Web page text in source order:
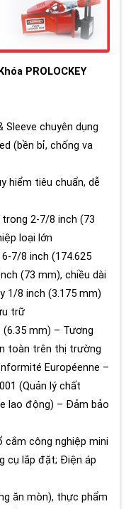
PROLOCKEY
Sleeve chuyên dụng
(bền bỉ, chống va
hiểm tiêu chuẩn, dễ
2-7/8 inch (73
loại lớn
6-7/8 inch (174.625
(73 mm), chiều dài
1/8 inch (3.175 mm)
trữ
(6.35 mm) – Tương
toàn trên thị trường
Européenne –
(Quản lý chất
lao động) – Đảm bảo
cắm công nghiệp mini
cụ lắp đặt; Điện áp
ăn mòn), thực phẩm